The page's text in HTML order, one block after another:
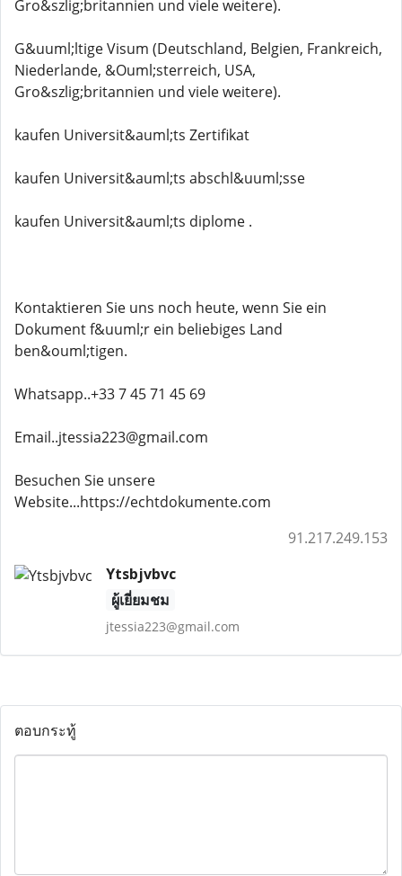
Gro&szlig;britannien und viele weitere).
G&uuml;ltige Visum (Deutschland, Belgien, Frankreich,
Niederlande, &Ouml;sterreich, USA,
Gro&szlig;britannien und viele weitere).
kaufen Universit&auml;ts Zertifikat
kaufen Universit&auml;ts abschl&uuml;sse
kaufen Universit&auml;ts diplome .
Kontaktieren Sie uns noch heute, wenn Sie ein
Dokument f&uuml;r ein beliebiges Land
ben&ouml;tigen.
Whatsapp..+33 7 45 71 45 69
Email..jtessia223@gmail.com
Besuchen Sie unsere
Website...https://echtdokumente.com
91.217.249.153
Ytsbjvbvc
ผู้เยี่ยมชม
jtessia223@gmail.com
ตอบกระทู้